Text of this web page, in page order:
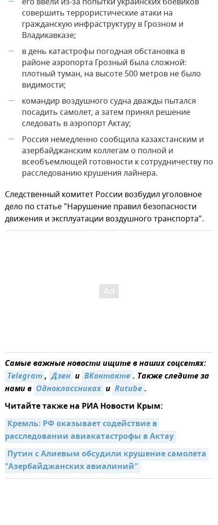
совершить террористические атаки на
гражданскую инфраструктуру в Грозном и
Владикавказе;
—
в день катастрофы погодная обстановка в
районе аэропорта Грозный была сложной:
плотный туман, на высоте 500 метров не было
видимости;
—
командир воздушного судна дважды пытался
посадить самолет, а затем принял решение
следовать в аэропорт Актау;
—
Россия немедленно сообщила казахстанским и
азербайджанским коллегам о полной и
всеобъемлющей готовности к сотрудничеству по
расследованию крушения лайнера.
Следственный комитет России возбудил уголовное
дело по статье "Нарушение правил безопасности
движения и эксплуатации воздушного транспорта".
Самые важные новости ищите в наших соцсетях:
Telegram, Дзен и ВКонтакте. Также следите за
нами в Одноклассниках и Rutube.
Читайте также на РИА Новости Крым:
Кремль: РФ оказывает содействие в
расследовании авиакатастрофы в Актау
Путин с Алиевым обсудили крушение самолета
"Азербайджанских авиалиний"